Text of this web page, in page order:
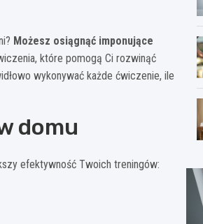
Możesz osiągnąć imponujące
które pomogą Ci rozwinąć
wykonywać każde ćwiczenie, ile
domu
efektywność Twoich treningów: